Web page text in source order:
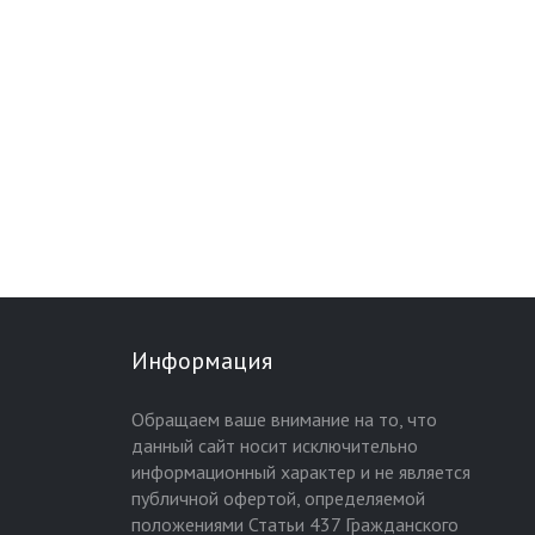
Информация
Обращаем ваше внимание на то, что
данный сайт носит исключительно
информационный характер и не является
публичной офертой, определяемой
положениями Статьи 437 Гражданского